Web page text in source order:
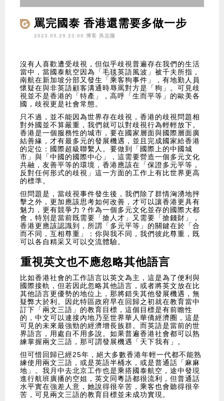
罵完國泰 香港還需要多做一步
2023.05.29 23:00 博客 吳志隆
沒有人喜歡遭受歧視，但似乎歧視普遍存在我們的生活
當中，當國泰航空因為「毛毯英語風波」被千夫所指，
南航在新加坡分部又發生「乘客狗事件」，有地勤人員
懷疑在與非英語顧客溝通時辱罵對方是「狗」。可見歧
視並不是香港的「特產」，高呼「生而平等」的歐美各
國，歧視更是社會常態。
只不過，並不能因為世界存在歧視，香港的歧視問題相
對外國並不算嚴重，我們就可以對歧視行為輕輕放下。
香港是一個服務性的城市，要在國家層面與國際層面廣
結善緣，才有最多元的發展機遇，並且完成國家給香港
的定位：國際超級聯繫人。要做到「國際上的中國城
市」與「中國的國際中心」，這需要營造一個多元文化
共融，友善平等的環境，香港應該在「保證多元平等，
反對任何形式的歧視」這一方面的工作上有比世界更高
的標準。
但問題是，當歧視事件發生後，我們除了群情洶湧地抨
擊之外，更加應該思考如何改善，才可以讓香港更具有
魅力，更有競爭力？作為一個多元文化並存的國際大都
會，特別是當前既需要「搶人才」又需要「搶錢財」，
香港更應該認識到，所謂「多元平等」的關鍵在於「合
而不同，互相尊重」：你與我不同，我們彼此尊重，既
可以各自精采又可以交流體驗。
重視英文也不應忽略其他語言
比如香港社會的工作語言以英文為主，這是為了便利與
國際接軌，但若因此忽略其他語言，或者將英文放在比
其他語言更優勢的地位上，那將錯失其他發展機遇，無
疑弊大於利。因此特區政府早在回歸之初就在教育當中
訂下「兩文三語」的教育目標，這個目標是有前瞻性
的，中文可以連接內地乃至世界華人華僑經濟圈，這是
可見的未來最強勁的經濟增長族群。而英語是當前的世
界語言，用處自不用多說。如果普遍香港社會都可以熟
練掌握兩文三語，那可謂發展機遇「天下我有」。
但可惜回歸已經25年，絕大多數香港年輕一代都不能熟
練使用兩文三語，或是英語半桶水，或是普通話「麻麻
地」。我月中去北京工作也是乘搭國泰航空，途中發現
進行航班廣播的空姐，英文同粵語都很流利，但普通話
水平實在強差人意，她說得很辛苦，乘客也會聽得很辛
苦，可見兩文三語的教育目標並未成功實現。